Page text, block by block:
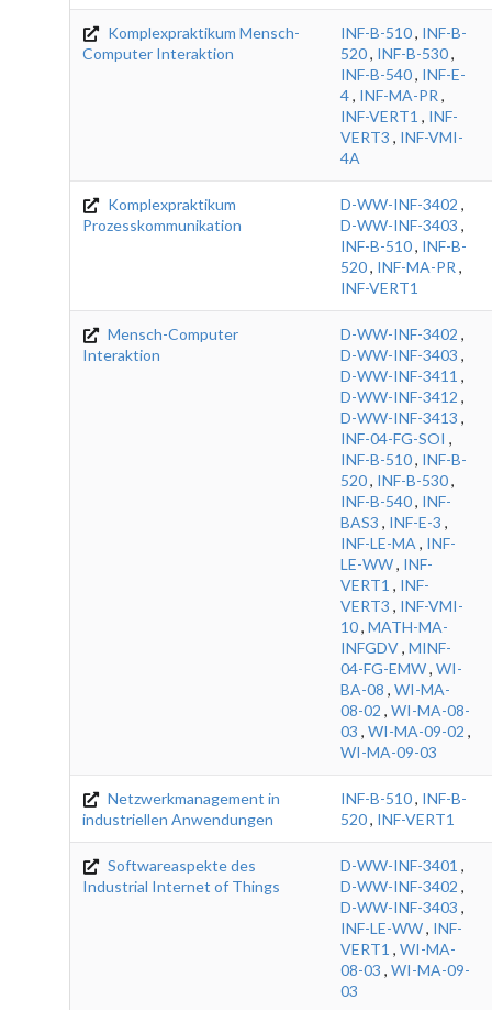
Komplexpraktikum Mensch-
Computer Interaktion
INF-B-510, INF-B-
520, INF-B-530,
INF-B-540, INF-E-
4, INF-MA-PR ,
INF-VERT1 , INF-
VERT3 , INF-VMI-
4A
Komplexpraktikum
Prozesskommunikation
D-WW-INF-3402 ,
D-WW-INF-3403 ,
INF-B-510, INF-B-
520, INF-MA-PR ,
INF-VERT1
Mensch-Computer
Interaktion
D-WW-INF-3402 ,
D-WW-INF-3403 ,
D-WW-INF-3411 ,
D-WW-INF-3412 ,
D-WW-INF-3413 ,
INF-04-FG-SOI ,
INF-B-510, INF-B-
520, INF-B-530,
INF-B-540, INF-
BAS3 , INF-E-3 ,
INF-LE-MA , INF-
LE-WW, INF-
VERT1 , INF-
VERT3 , INF-VMI-
10, MATH-MA-
INFGDV, MINF-
04-FG-EMW, WI-
BA-08 , WI-MA-
08-02 , WI-MA-08-
03 , WI-MA-09-02 ,
WI-MA-09-03
Netzwerkmanagement in
industriellen Anwendungen
INF-B-510, INF-B-
520, INF-VERT1
Softwareaspekte des
Industrial Internet of Things
D-WW-INF-3401 ,
D-WW-INF-3402 ,
D-WW-INF-3403 ,
INF-LE-WW, INF-
VERT1 , WI-MA-
08-03 , WI-MA-09-
03